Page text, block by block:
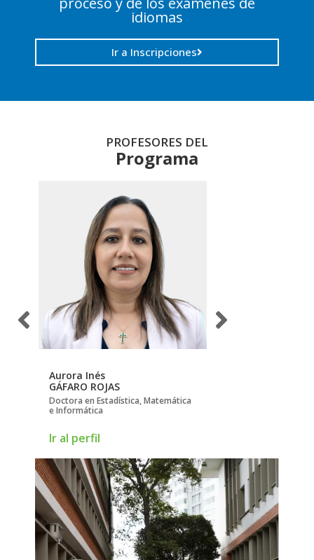
idiomas
Ir a Inscripciones
PROFESORES DEL
Programa
Aurora Inés
GÁFARO ROJAS
Doctora en Estadística, Matemática
e Informática
Ir al perfil